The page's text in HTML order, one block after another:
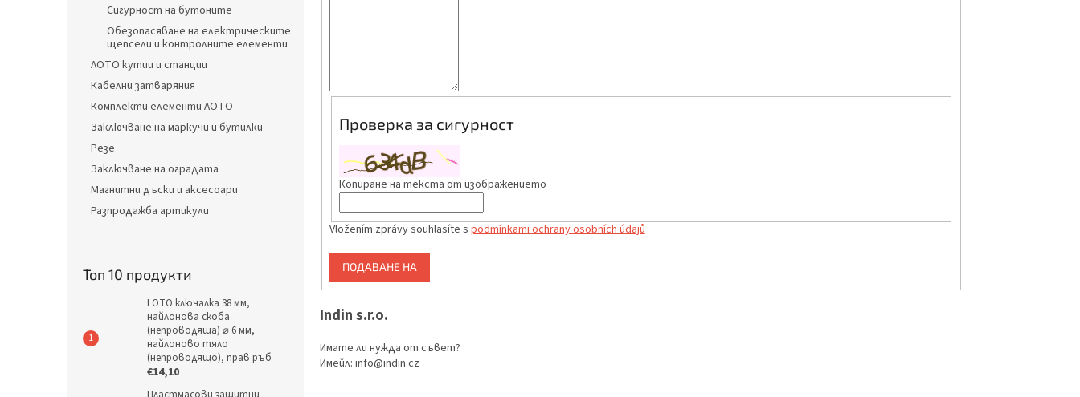
Сигурност на бутоните
Обезопасяване на електрическите
щепсели и контролните елементи
ЛОТО кутии и станции
Кабелни затваряния
Комплекти елементи ЛОТО
Заключване на маркучи и бутилки
Резе
Заключване на оградата
Магнитни дъски и аксесоари
Разпродажба артикули
Топ 10 продукти
LOTO ключалка 38 мм,
найлонова скоба
(непроводяща) ⌀ 6 мм,
найлоново тяло
(непроводящо), прав ръб
€14,10
Проверка за сигурност
Копиране на текста от изображението
Vložením zprávy souhlasíte s podmínkami ochrany osobních údajů
ПОДАВАНЕ НА
Indin s.r.o.
Имате ли нужда от съвет?
Имейл: info@indin.cz